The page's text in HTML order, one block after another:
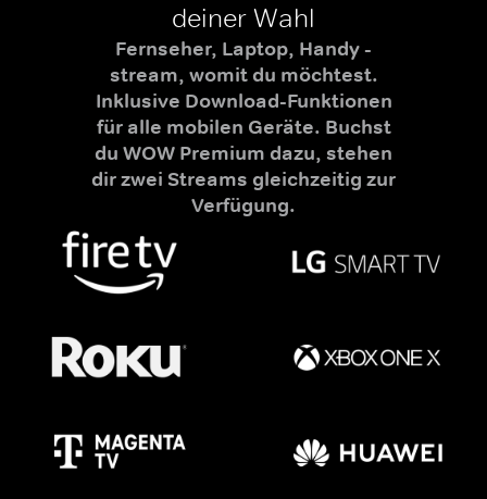
deiner Wahl
Fernseher, Laptop, Handy -
stream, womit du möchtest.
Inklusive Download-Funktionen
für alle mobilen Geräte. Buchst
du WOW Premium dazu, stehen
dir zwei Streams gleichzeitig zur
Verfügung.